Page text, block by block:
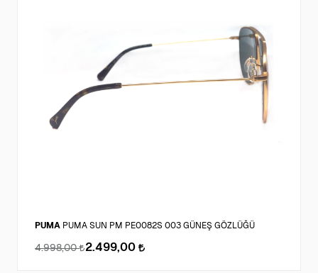
PUMA PUMA SUN PM PE0082S 003 GÜNEŞ GÖZLÜĞÜ
4.998,00 2.499,00